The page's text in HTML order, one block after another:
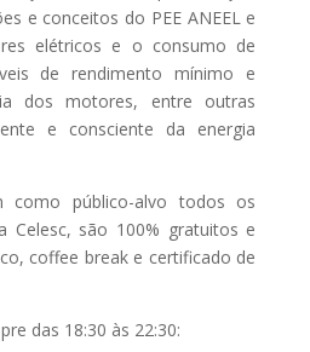
e conceitos do PEE ANEEL e
elétricos e o consumo de
de rendimento mínimo e
dos motores, entre outras
e consciente da energia
como público-alvo todos os
Celesc, são 100% gratuitos e
coffee break e certificado de
das 18:30 às 22:30: